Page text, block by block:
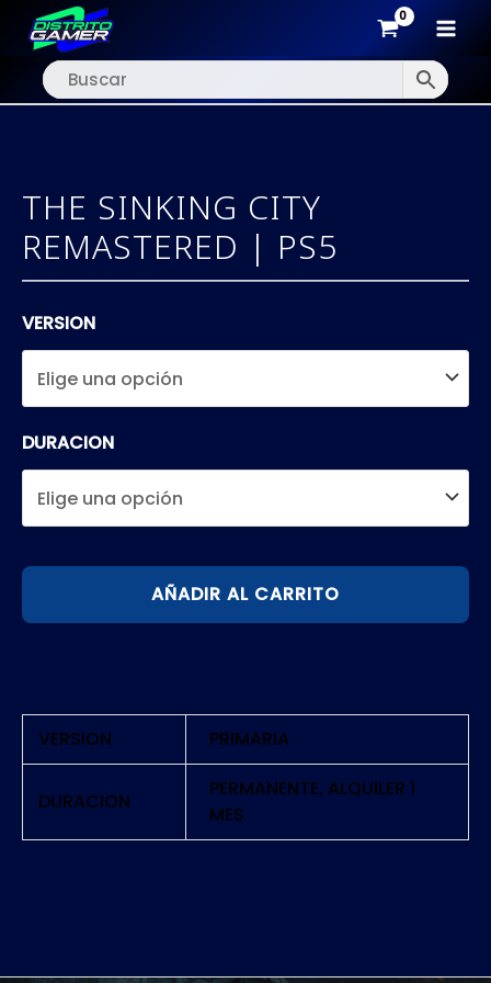
al
THE SINKING CITY
REMASTERED | PS5
VERSION
DURACION
THE
CITY
PS5
AÑADIR AL CARRITO
VERSION PRIMARIA
DURACION
PERMANENTE, ALQUILER 1
MES